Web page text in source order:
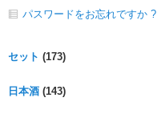
パスワードをお忘れですか ?
セット (173)
日本酒 (143)